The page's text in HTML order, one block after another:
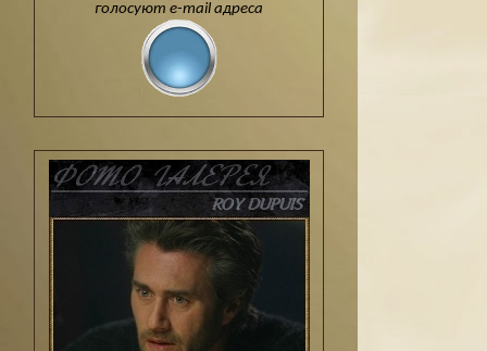
голосуют e-mail адреса